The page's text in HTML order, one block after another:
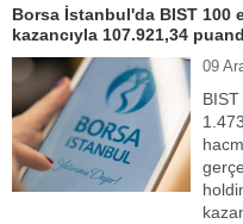
Borsa İstanbul'da BIST 100
kazancıyla 107.921,34
09